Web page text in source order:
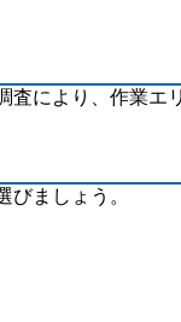
査により、作業エリ
ましょう。